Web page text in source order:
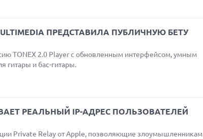
ПРЕДСТАВИЛА ПУБЛИЧНУЮ БЕТУ
TONEX 2.0 Player с обновленным интерфейсом, умным
гитары и бас-гитары.
РЕАЛЬНЫЙ IP-АДРЕС ПОЛЬЗОВАТЕЛЕЙ
Private Relay от Apple, позволяющие злоумышленникам